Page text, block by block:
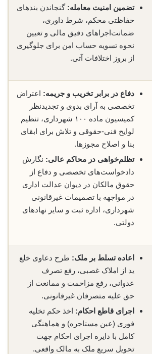
تضمین امنیت معامله: گنجاندن بندهای
حفاظتی محکم، شرط داوری،
ضمانت‌اجراهای دقیق مالی و تعیین
نحوه تسویه حساب امن برای جلوگیری
از بروز اختلافات آتی.
دفاع در برابر تخریب و جریمه: اعتراض
تخصصی به آرای بدوی و تجدیدنظر
کمیسیون ماده ۱۰۰ شهرداری، تنظیم
لوایح فنی-حقوقی و تلاش برای ابقای
بنا و اصلاح مجوزها.
تظلم‌خواهی در محاکم عالی: نگارش
دادخواست‌های تخصصی و دفاع از
حقوق مالکان در دیوان عدالت اداری
در مواجهه با تصمیمات غیرقانونی
شهرداری، اداره ثبت و سایر نهادهای
دولتی.
اعاده تسلط بر ملک: طرح دعاوی خلع
ید از املاک غصبی، رفع تصرف
عدوانی، رفع مزاحمت و ممانعت از
حق علیه متصرفان غیرقانونی.
اجرای قاطع احکام: اخذ حکم تخلیه
فوری (عین مستاجره) و هماهنگی
کامل با دایره اجرای احکام جهت
تحویل سریع ملک به مالک واقعی.